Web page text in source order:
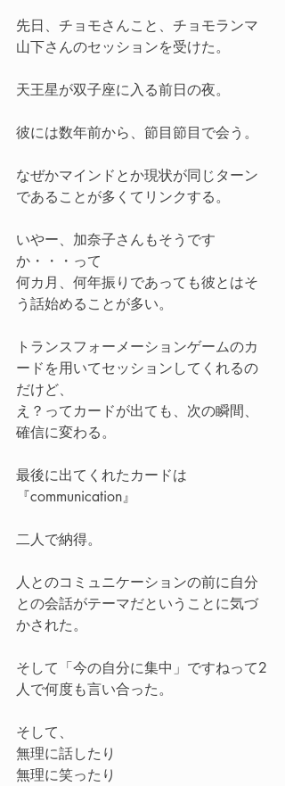
先日、チョモさんこと、チョモランマ
山下さんのセッションを受けた。
天王星が双子座に入る前日の夜。
彼には数年前から、節目節目で会う。
なぜかマインドとか現状が同じターン
であることが多くてリンクする。
いやー、加奈子さんもそうです
か・・・って
何カ月、何年振りであっても彼とはそ
う話始めることが多い。
トランスフォーメーションゲームのカ
ードを用いてセッションしてくれるの
だけど、
え？ってカードが出ても、次の瞬間、
確信に変わる。
最後に出てくれたカードは
『communication』
二人で納得。
人とのコミュニケーションの前に自分
との会話がテーマだということに気づ
かされた。
そして「今の自分に集中」ですねって2
人で何度も言い合った。
そして、
無理に話したり
無理に笑ったり